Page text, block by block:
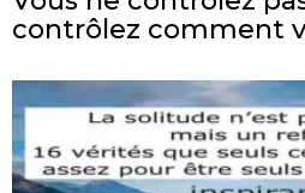
contrôlez comment